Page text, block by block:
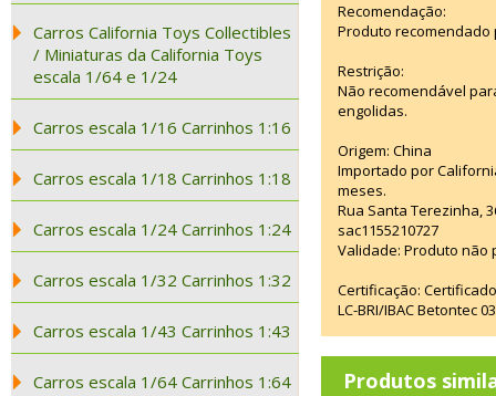
Carros California Toys Collectibles
/ Miniaturas da California Toys
escala 1/64 e 1/24
Carros escala 1/16 Carrinhos 1:16
Carros escala 1/18 Carrinhos 1:18
Carros escala 1/24 Carrinhos 1:24
Carros escala 1/32 Carrinhos 1:32
Carros escala 1/43 Carrinhos 1:43
Carros escala 1/64 Carrinhos 1:64
Recomendação:
Produto recomendado
Restrição:
Não recomendável
engolidas.
Origem: China
Importado por
meses.
Rua Santa Terezinha,
sac1155210727
Validade: Produto não
Certificação:
LC-BRI/IBAC Betontec
Produtos